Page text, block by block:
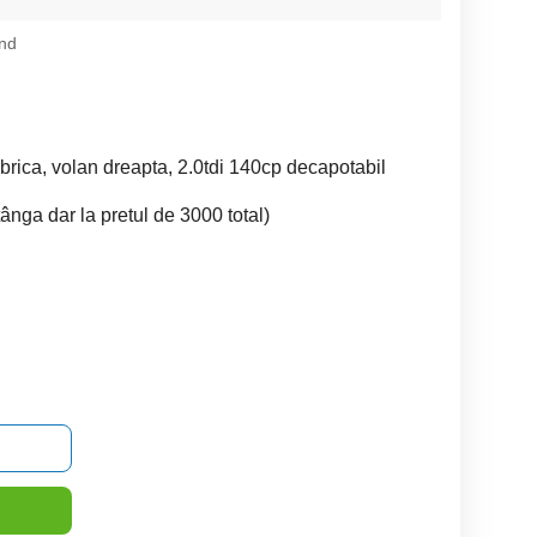
volan dreapta, 2.0tdi 140cp decapotabil
dar la pretul de 3000 total)